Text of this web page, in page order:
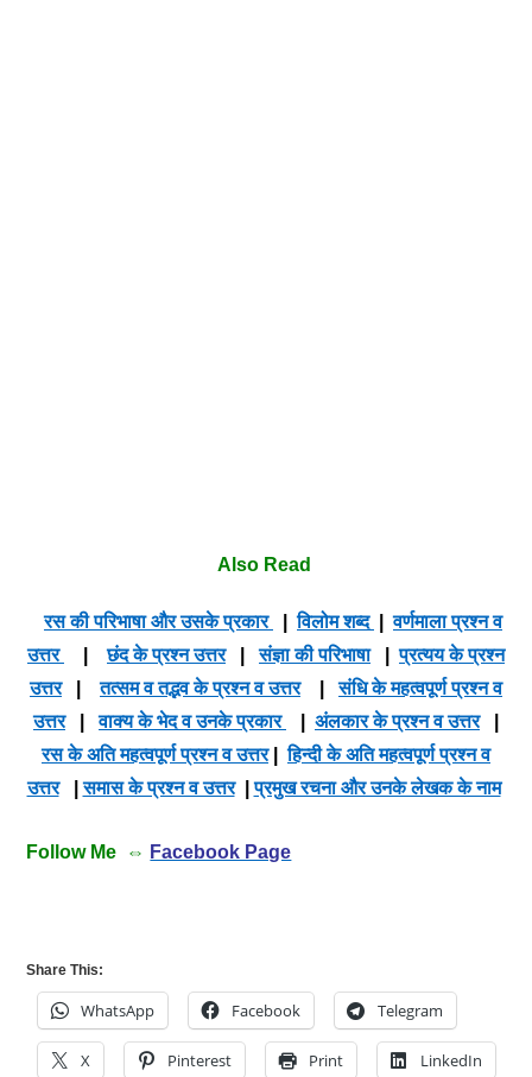
Also Read
रस की परिभाषा और उसके प्रकार |विलोम शब्द |वर्णमाला प्रश्न व
उत्तर
|छंद के प्रश्न उत्तर|संज्ञा की परिभाषा|प्रत्यय के प्रश्न
उत्तर|तत्सम व तद्भव के प्रश्न व उत्तर|संधि के महत्वपूर्ण प्रश्न व
उत्तर|वाक्य के भेद व उनके प्रकार अंलकार के प्रश्न व उत्तर|
रस के अति महत्वपूर्ण प्रश्न व उत्तर|हिन्दी के अति महत्वपूर्ण प्रश्न व
उत्तर|समास के प्रश्न व उत्तर|प्रमुख रचना और उनके लेखक के नाम
Follow Me ⇔ Facebook Page
Share This:
WhatsApp Facebook Telegram
X Pinterest Print LinkedIn